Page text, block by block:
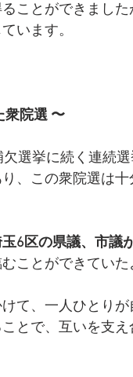
ことができまし
います。
衆院選 〜
選挙に続く連続
、この衆院選は
6区の県議、市議
ことができていた
て、一人ひとり
とで、互いを支